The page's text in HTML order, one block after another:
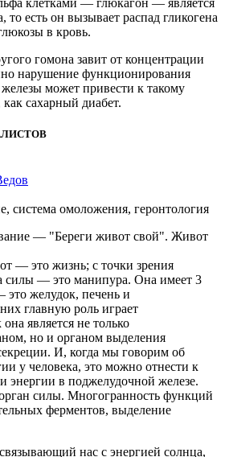
то есть он вызывает распад гликогена
в кровь.
гомона завит от концентрации
нарушение функционирования
может привести к такому
сахарный диабет.
система омоложения, геронтология
— "Береги живот свой". Живот
— это жизнь; с точки зрения
силы — это манипура. Она имеет 3
желудок, печень и
главную роль играет
является не только
но и органом выделения
И, когда мы говорим об
у человека, это можно отнести к
энергии в поджелудочной железе.
силы. Многогранность функций
ферментов, выделение
нас с энергией солнца,